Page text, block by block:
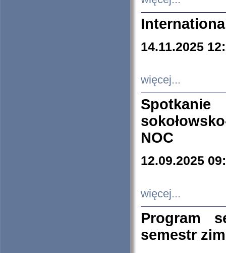
14.11.2025
więcej...
NOC
12.09.2025
więcej...
Program
semestr